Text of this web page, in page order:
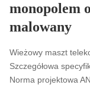
monopolem
malowany
Wieżowy maszt
Szczegółowa
Norma projektowa